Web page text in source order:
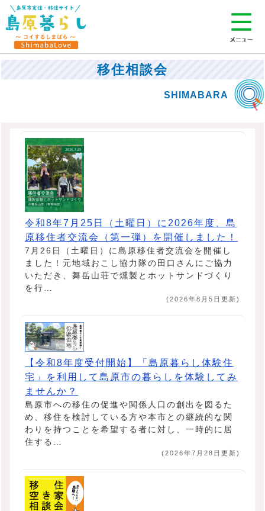
移住相談会
令和8年7月25日（土曜日）に2026年度、島
原移住者交流会（第一弾）を開催しました！
7月26日（土曜日）に島原移住者交流会を開催し
ました！元地域おこし協力隊の田口さんにご協力
いただき、舞岳山荘で燻製とホットサンドづくり
を行…
(2026年8月5日更新)
【令和8年度受付開始】「島原暮らし体験住
宅」を利用して島原市の暮らしを体験してみ
ませんか？
島原市への移住の促進や関係人口の創出を図るた
め、移住を検討している方や本市との継続的な関
わりを持つことを希望する者に対し、一時的に居
住する…
(2026年7月28日更新)